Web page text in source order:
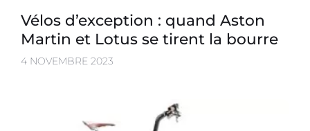
Vélos d’exception : quand Aston
Martin et Lotus se tirent la bourre
4 NOVEMBRE 2023